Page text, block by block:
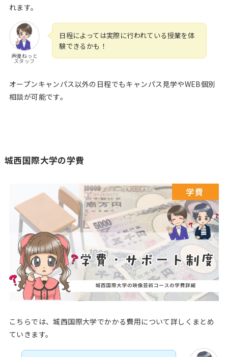
れます。
声優ねっと
スタッフ
日程によっては実際に行われている授業を体
験できるかも！
オープンキャンパス以外の日程でもキャンパス見学やWEB個別
相談が可能です。
城西国際大学の学費
こちらでは、城西国際大学でかかる費用について詳しくまとめ
ていきます。